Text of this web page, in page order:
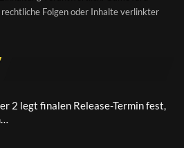
Folgen oder Inhalte verlinkter
2 legt finalen Release-Termin fest,